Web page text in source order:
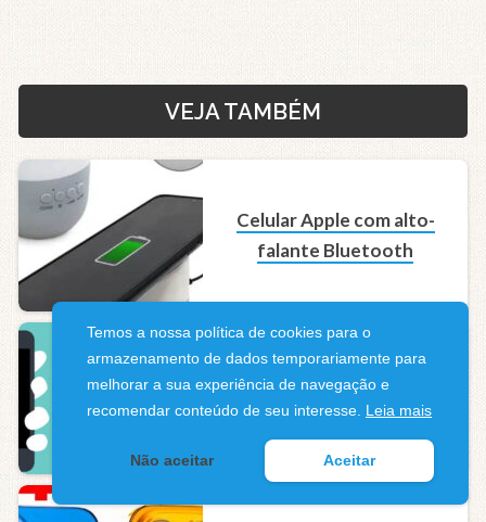
VEJA TAMBÉM
Celular Apple com alto-
falante Bluetooth
Celular Apple com
impressora compatível
Temos a nossa política de cookies para o
armazenamento de dados temporariamente para
melhorar a sua experiência de navegação e
recomendar conteúdo de seu interesse. Leia mais
Não aceitar Aceitar